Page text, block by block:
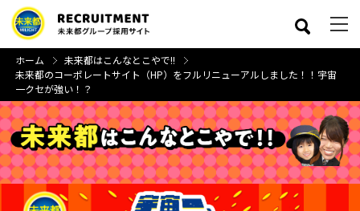
close
ホーム
未来都はこんなとこやで!!
未来都のコーポレートサイト（HP）をフルリニューアルしました！！宇宙
一クセが強い！？